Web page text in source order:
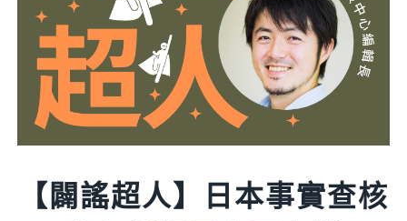
【闢謠超人】日本事實查核